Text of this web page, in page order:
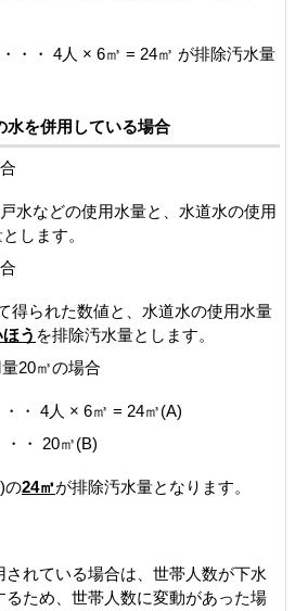
・・ 4人 × 6㎥ = 24㎥ が排除汚水量
水を併用している場合
水などの使用水量と、水道水の使用
します。
得られた数値と、水道水の使用水量
う を排除汚水量とします。
20㎥の場合
・ 4人 × 6㎥ = 24㎥(A)
・ 20㎥(B)
の24㎥が排除汚水量となります。
ている場合は、世帯人数が下水
るため、世帯人数に変動があった場